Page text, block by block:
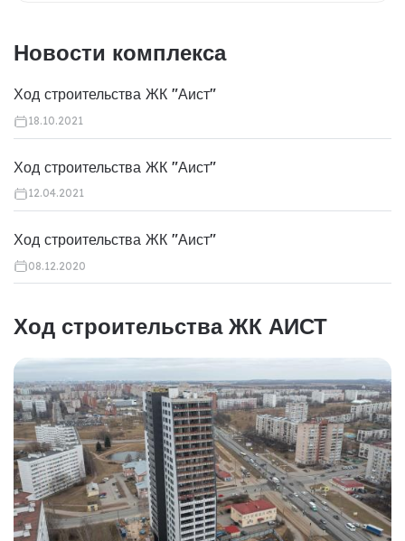
Новости комплекса
Ход строительства ЖК "Аист"
18.10.2021
Ход строительства ЖК "Аист"
12.04.2021
Ход строительства ЖК "Аист"
08.12.2020
Ход строительства ЖК АИСТ